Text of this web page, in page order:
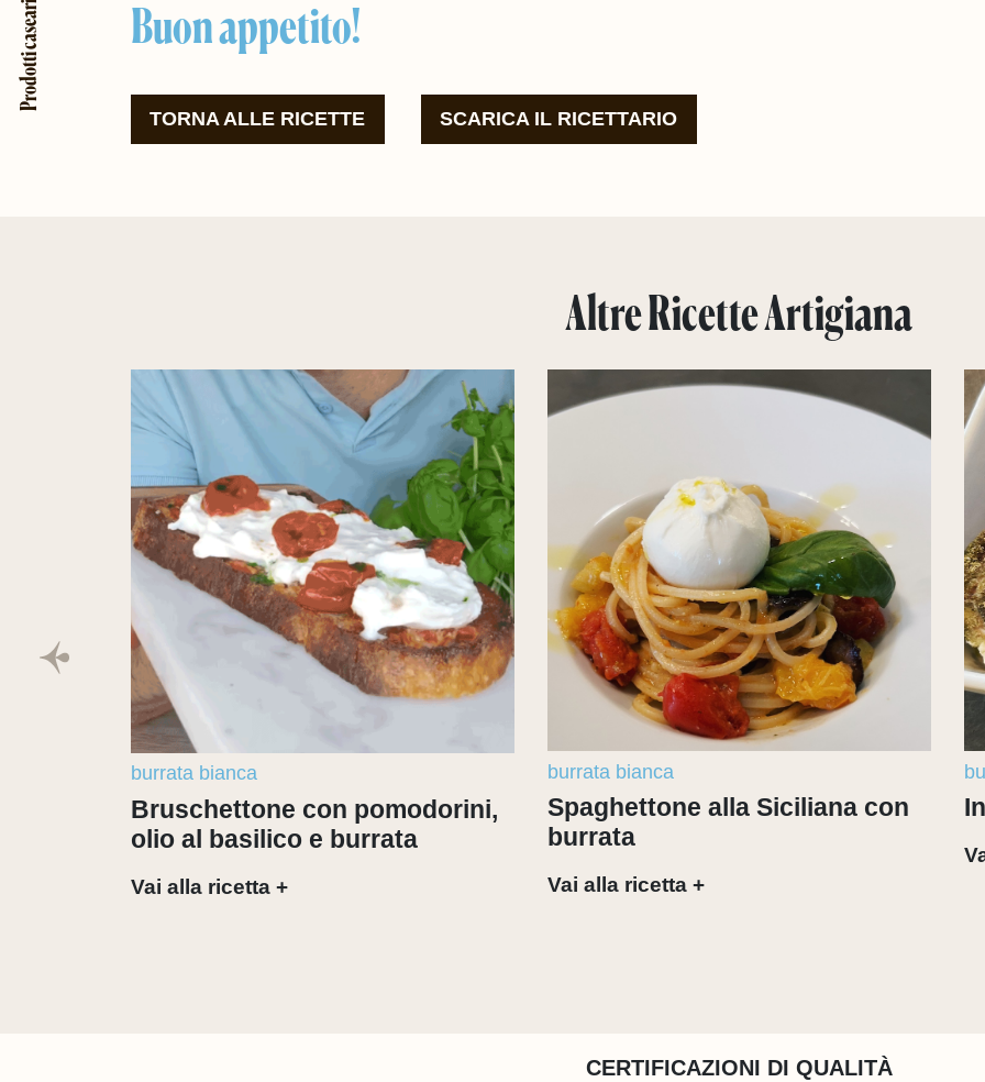
Buon appetito!
TORNA ALLE RICETTE SCARICA IL RICETTARIO
Altre Ricette Artigiana
burrata bianca
Bruschettone con pomodorini,
olio al basilico e burrata
Vai alla ricetta +
burrata bianca
Spaghettone alla Siciliana con
burrata
Vai alla ricetta +
CERTIFICAZIONI DI QUALITÀ